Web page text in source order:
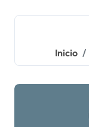
Inicio